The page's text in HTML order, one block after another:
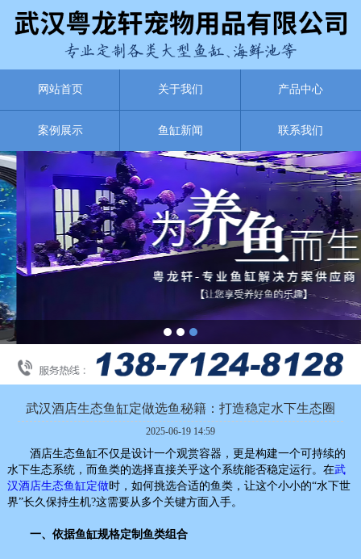
网站首页 关于我们 产品中心
案例展示 鱼缸新闻 联系我们
1 2 3
武汉酒店生态鱼缸定做选鱼秘籍：打造稳定水下生态圈
2025-06-19 14:59
酒店生态鱼缸不仅是设计一个观赏容器，更是构建一个可持续的
水下生态系统，而鱼类的选择直接关乎这个系统能否稳定运行。在武
汉酒店生态鱼缸定做时，如何挑选合适的鱼类，让这个小小的“水下世
界”长久保持生机?这需要从多个关键方面入手。
一、依据鱼缸规格定制鱼类组合